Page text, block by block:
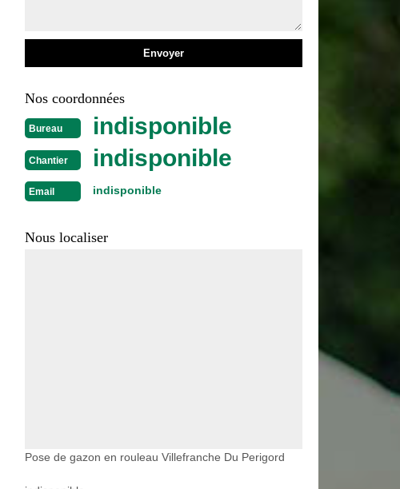
Nos coordonnées
Bureau indisponible
Chantier indisponible
Email indisponible
Nous localiser
Pose de gazon en rouleau Villefranche Du Perigord